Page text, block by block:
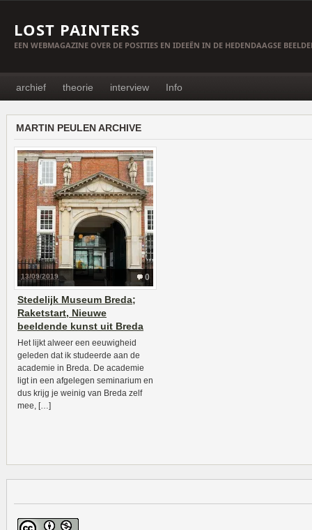
LOST PAINTERS
EEN WEBMAGAZINE OVER DE POSITIES EN IDEEËN IN DE HEDENDAAGSE
archief theorie interview Info
MARTIN PEULEN ARCHIVE
0
13/09/2019
Stedelijk Museum Breda;
Raketstart, Nieuwe
beeldende kunst uit Breda
Het lijkt alweer een eeuwigheid
geleden dat ik studeerde aan de
academie in Breda. De academie
ligt in een afgelegen seminarium en
dus krijg je weinig van Breda zelf
mee, […]